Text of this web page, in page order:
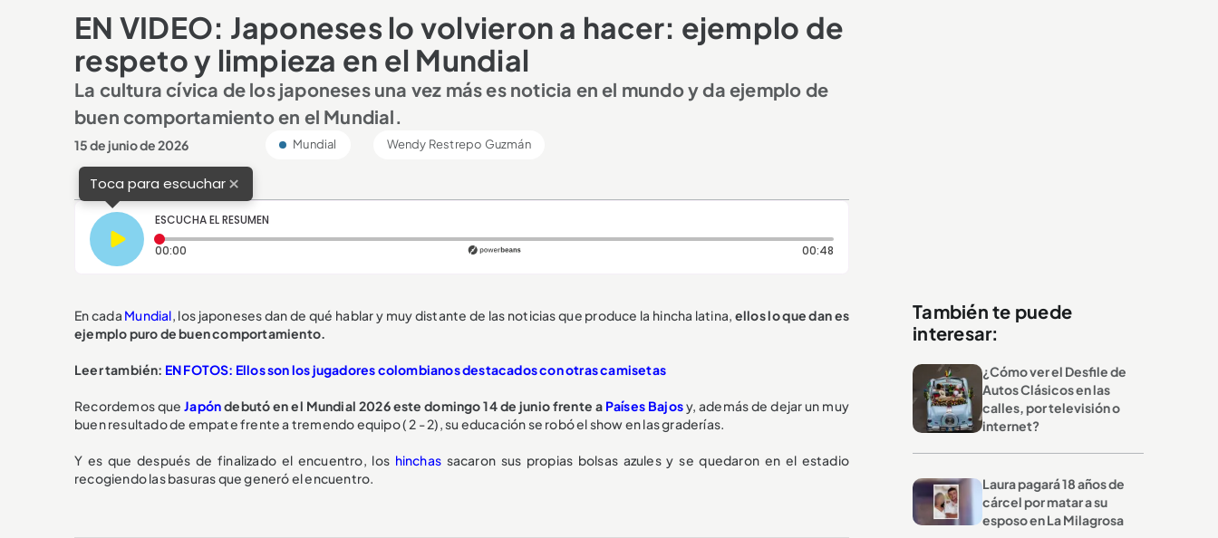
EN VIDEO: Japoneses lo volvieron a hacer: ejemplo de
respeto y limpieza en el Mundial
La cultura cívica de los japoneses una vez más es noticia en el mundo y da ejemplo de
buen comportamiento en el Mundial.
15 de junio de 2026 Mundial Wendy Restrepo Guzmán
Toca para escuchar×
ESCUCHA EL RESUMEN
00:00
00:48Duración: 48 segundos
En cada Mundial, los japoneses dan de qué hablar y muy distante de las noticias que produce la hincha latina, ellos lo que dan es
ejemplo puro de buen comportamiento.
Leer también: EN FOTOS: Ellos son los jugadores colombianos destacados con otras camisetas
Recordemos queJapóndebutó en el Mundial 2026 este domingo 14 de junio frente a Países Bajosy, además de dejar un muy
buen resultado de empate frente a tremendo equipo ( 2 - 2), su educación se robó el show en las graderías.
Y es que después de finalizado el encuentro, los hinchassacaron sus propias bolsas azules y se quedaron en el estadio
recogiendo las basuras que generó el encuentro.
También te puede
interesar:
¿Cómo ver el Desfile de
Autos Clásicos en las
calles, por televisión o
internet?
Laura pagará 18 años de
cárcel por matar a su
esposo en La Milagrosa